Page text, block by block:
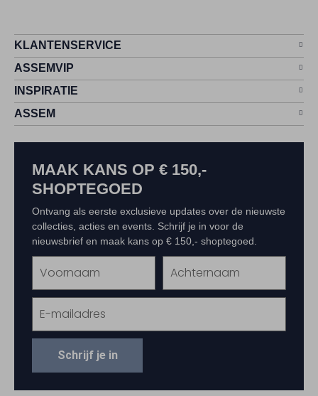
KLANTENSERVICE
ASSEMVIP
INSPIRATIE
ASSEM
MAAK KANS OP € 150,-
SHOPTEGOED
Ontvang als eerste exclusieve updates over de nieuwste
collecties, acties en events. Schrijf je in voor de
nieuwsbrief en maak kans op € 150,- shoptegoed.
Schrijf je in